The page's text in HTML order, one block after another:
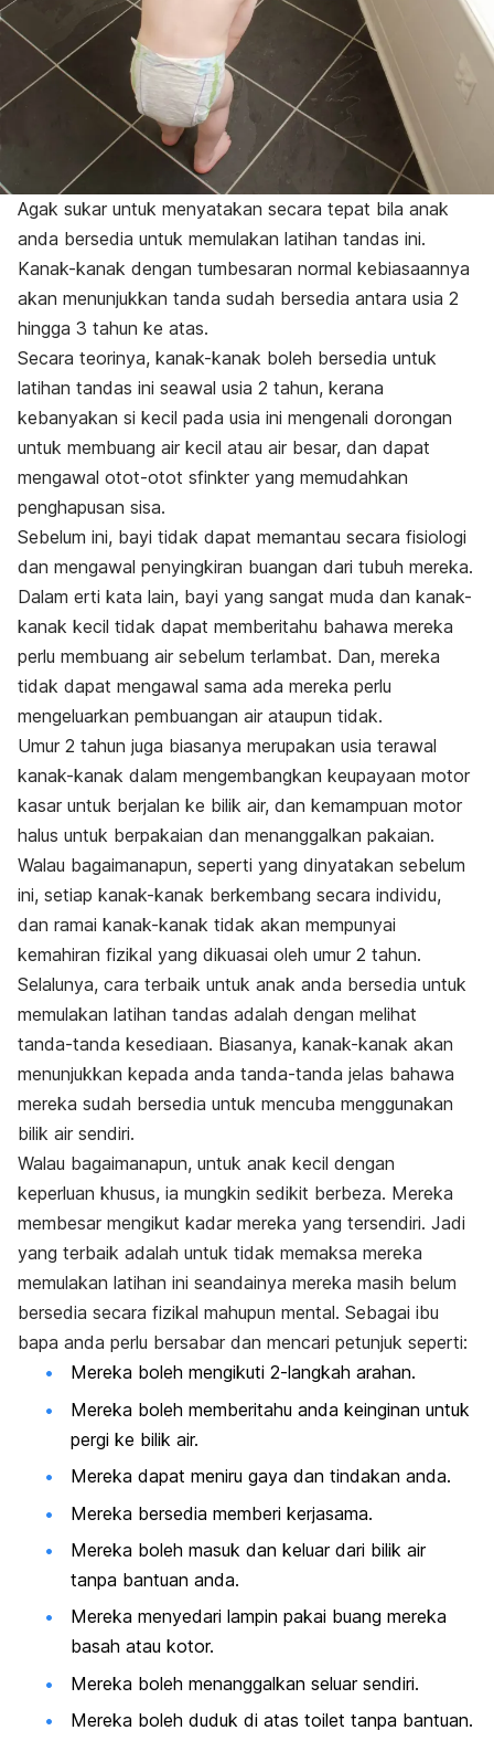
Agak sukar untuk menyatakan secara tepat bila anak
anda bersedia untuk memulakan latihan tandas ini.
Kanak-kanak dengan tumbesaran normal kebiasaannya
akan menunjukkan tanda sudah bersedia antara usia 2
hingga 3 tahun ke atas.
Secara teorinya, kanak-kanak boleh bersedia untuk
latihan tandas ini seawal usia 2 tahun, kerana
kebanyakan si kecil pada usia ini mengenali dorongan
untuk membuang air kecil atau air besar, dan dapat
mengawal otot-otot sfinkter yang memudahkan
penghapusan sisa.
Sebelum ini, bayi tidak dapat memantau secara fisiologi
dan mengawal penyingkiran buangan dari tubuh mereka.
Dalam erti kata lain, bayi yang sangat muda dan kanak-
kanak kecil tidak dapat memberitahu bahawa mereka
perlu membuang air sebelum terlambat. Dan, mereka
tidak dapat mengawal sama ada mereka perlu
mengeluarkan pembuangan air ataupun tidak.
Umur 2 tahun juga biasanya merupakan usia terawal
kanak-kanak dalam mengembangkan keupayaan motor
kasar untuk berjalan ke bilik air, dan kemampuan motor
halus untuk berpakaian dan menanggalkan pakaian.
Walau bagaimanapun, seperti yang dinyatakan sebelum
ini, setiap kanak-kanak berkembang secara individu,
dan ramai kanak-kanak tidak akan mempunyai
kemahiran fizikal yang dikuasai oleh umur 2 tahun.
Selalunya, cara terbaik untuk anak anda bersedia untuk
memulakan latihan tandas adalah dengan melihat
tanda-tanda kesediaan. Biasanya, kanak-kanak akan
menunjukkan kepada anda tanda-tanda jelas bahawa
mereka sudah bersedia untuk mencuba menggunakan
bilik air sendiri.
Walau bagaimanapun, untuk anak kecil dengan
keperluan khusus, ia mungkin sedikit berbeza. Mereka
membesar mengikut kadar mereka yang tersendiri. Jadi
yang terbaik adalah untuk tidak memaksa mereka
memulakan latihan ini seandainya mereka masih belum
bersedia secara fizikal mahupun mental. Sebagai ibu
bapa anda perlu bersabar dan mencari petunjuk seperti:
Mereka boleh mengikuti 2-langkah arahan.
Mereka boleh memberitahu anda keinginan untuk
pergi ke bilik air.
Mereka dapat meniru gaya dan tindakan anda.
Mereka bersedia memberi kerjasama.
Mereka boleh masuk dan keluar dari bilik air
tanpa bantuan anda.
Mereka menyedari lampin pakai buang mereka
basah atau kotor.
Mereka boleh menanggalkan seluar sendiri.
Mereka boleh duduk di atas toilet tanpa bantuan.